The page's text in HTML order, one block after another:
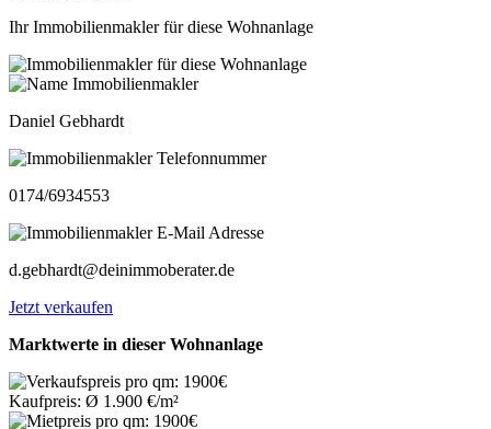
Ihr Immobilienmakler für diese Wohnanlage
Daniel Gebhardt
0174/6934553
d.gebhardt@deinimmoberater.de
Jetzt verkaufen
Marktwerte in dieser Wohnanlage
Kaufpreis: Ø 1.900 €/m²